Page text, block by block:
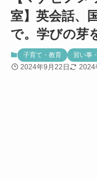
室】英会話、
で。学びの芽
子育て・教育 習い事
2024年9月22日 2024